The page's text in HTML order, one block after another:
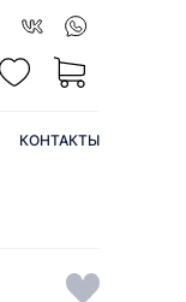
КОНТАКТЫ